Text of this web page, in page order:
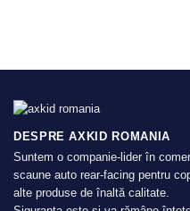
DESPRE AXKID ROMANIA
Suntem o companie-lider în
scaune auto rear-facing pentru
alte produse de înaltă calitate.